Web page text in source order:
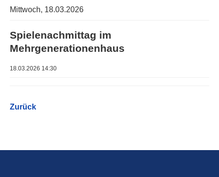
Mittwoch, 18.03.2026
Spielenachmittag im
Mehrgenerationenhaus
18.03.2026 14:30
Zurück